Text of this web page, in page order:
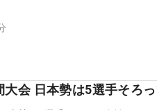
大会 日本勢は5選手そろ